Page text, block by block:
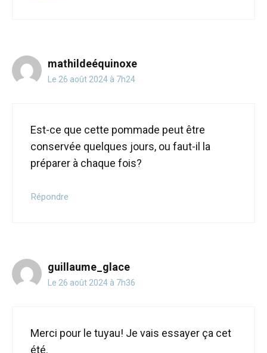
mathildeéquinoxe
Le 26 août 2024 à 7h24
Est-ce que cette pommade peut être
conservée quelques jours, ou faut-il la
préparer à chaque fois?
Répondre
guillaume_glace
Le 26 août 2024 à 7h36
Merci pour le tuyau! Je vais essayer ça cet
été.